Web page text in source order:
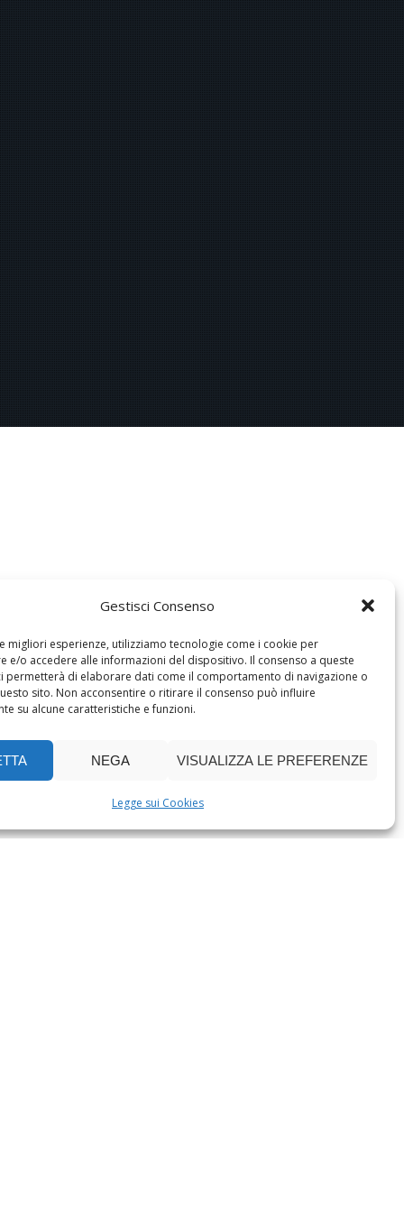
Gestisci Consenso
migliori esperienze, utilizziamo tecnologie come i cookie per
e/o accedere alle informazioni del dispositivo. Il consenso a queste
permetterà di elaborare dati come il comportamento di navigazione o
sito. Non acconsentire o ritirare il consenso può influire
su alcune caratteristiche e funzioni.
NEGA VISUALIZZA LE PREFERENZE
Legge sui Cookies